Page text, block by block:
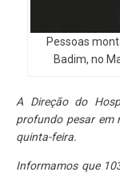
Pessoas
Badim, no
A Direção do
profundo pesar em
quinta-feira.
Informamos que